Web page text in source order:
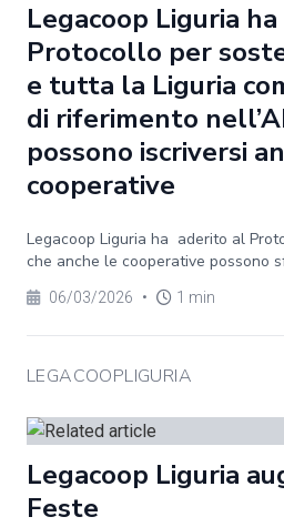
Legacoop Liguria
Protocollo per
e tutta la Liguria
di riferimento
possono iscriversi
cooperative
Legacoop Liguria ha aderito al
che anche le cooperative possono
06/03/2026 • 1 min
LEGACOOPLIGURIA
Legacoop Liguria
Feste